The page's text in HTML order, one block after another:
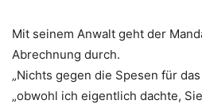
Mit seinem Anwalt geht der
Abrechnung durch.
„Nichts gegen die Spesen für
„obwohl ich eigentlich dachte,